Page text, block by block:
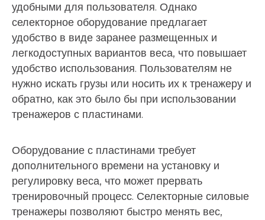
удобными для пользователя. Однако
селекторное оборудование предлагает
удобство в виде заранее размещенных и
легкодоступных вариантов веса, что повышает
удобство использования. Пользователям не
нужно искать грузы или носить их к тренажеру и
обратно, как это было бы при использовании
тренажеров с пластинами.
Оборудование с пластинами требует
дополнительного времени на установку и
регулировку веса, что может прервать
тренировочный процесс. Селекторные силовые
тренажеры позволяют быстро менять вес,